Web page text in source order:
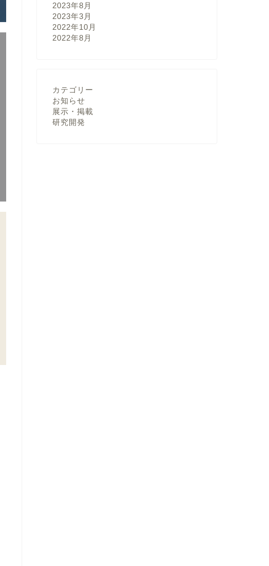
2023年8月
2023年3月
2022年10月
2022年8月
カテゴリー
お知らせ
展示・掲載
研究開発